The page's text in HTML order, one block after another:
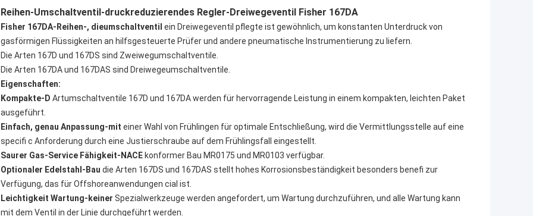
Reihen-Umschaltventil-druckreduzierendes Regler-Dreiwegeventil Fisher 167DA
Fisher 167DA-Reihen-, dieumschaltventil ein Dreiwegeventil pflegte ist gewöhnlich, um konstanten Unterdruck von
gasförmigen Flüssigkeiten an hilfsgesteuerte Prüfer und andere pneumatische Instrumentierung zu liefern.
Die Arten 167D und 167DS sind Zweiwegumschaltventile.
Die Arten 167DA und 167DAS sind Dreiwegeumschaltventile.
Eigenschaften:
Kompakte-D Artumschaltventile 167D und 167DA werden für hervorragende Leistung in einem kompakten, leichten Paket
ausgeführt.
Einfach, genau Anpassung-mit einer Wahl von Frühlingen für optimale Entschließung, wird die Vermittlungsstelle auf eine
specifi c Anforderung durch eine Justierschraube auf dem Frühlingsfall eingestellt.
Saurer Gas-Service Fähigkeit-NACE konformer Bau MR0175 und MR0103 verfügbar.
Optionaler Edelstahl-Bau die Arten 167DS und 167DAS stellt hohes Korrosionsbeständigkeit besonders benefi zur
Verfügung, das für Offshoreanwendungen cial ist.
Leichtigkeit Wartung-keiner Spezialwerkzeuge werden angefordert, um Wartung durchzuführen, und alle Wartung kann
mit dem Ventil in der Linie durchgeführt werden.